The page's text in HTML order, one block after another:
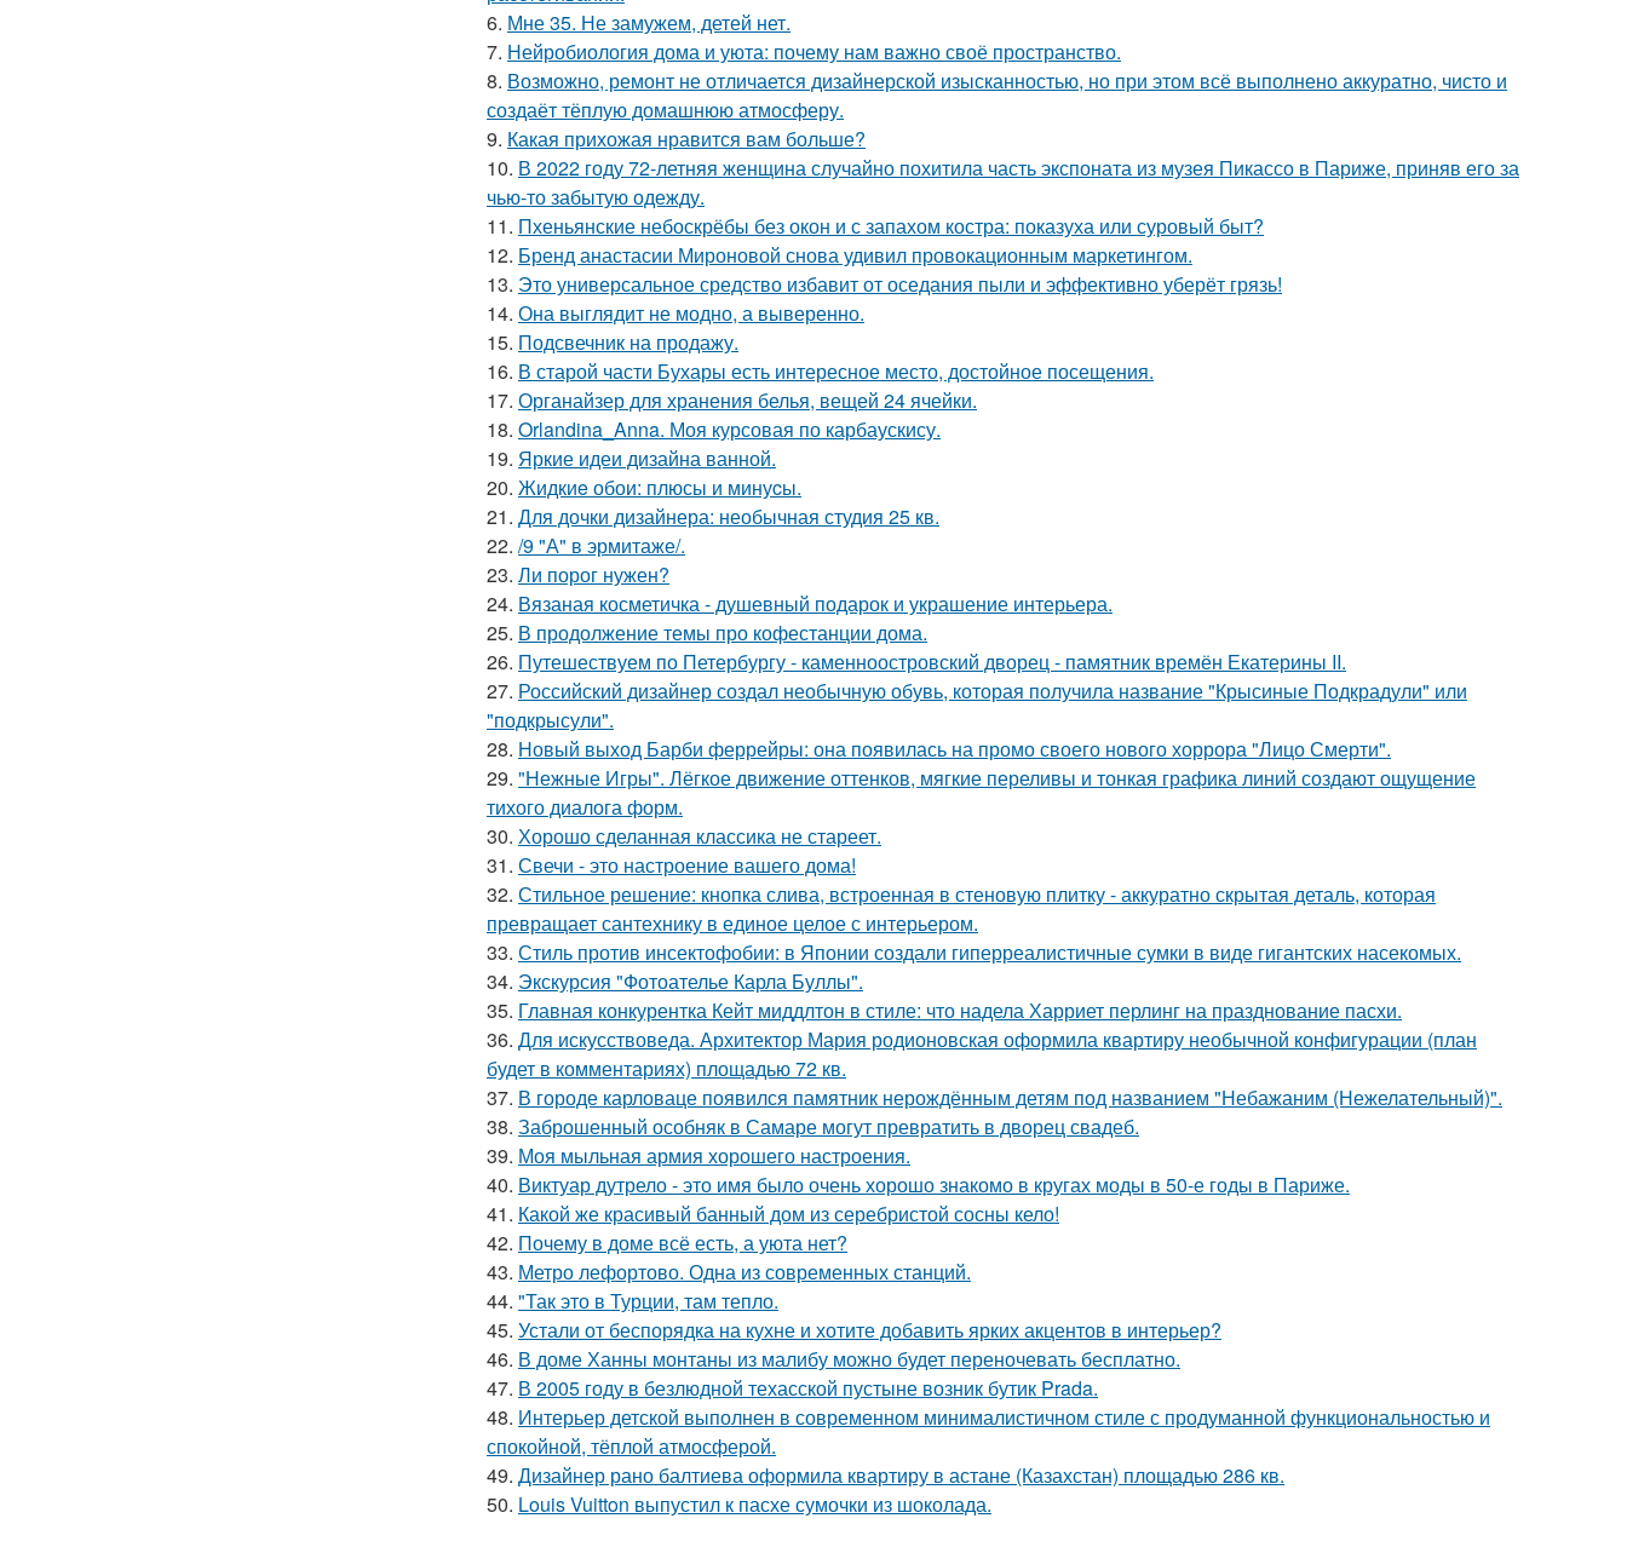
6. Мне 35. Не замужем, детей нет.
7. Нейробиология дома и уюта: почему нам важно своё пространство.
8. Возможно, ремонт не отличается дизайнерской изысканностью, но при этом всё выполнено аккуратно, чисто и
создаёт тёплую домашнюю атмосферу.
9. Какая прихожая нравится вам больше?
10. В 2022 году 72-летняя женщина случайно похитила часть экспоната из музея Пикассо в Париже, приняв его за
чью-то забытую одежду.
11. Пхеньянские небоскрёбы без окон и с запахом костра: показуха или суровый быт?
12. Бренд анастасии Мироновой снова удивил провокационным маркетингом.
13. Это универсальное средство избавит от оседания пыли и эффективно уберёт грязь!
14. Она выглядит не модно, а выверенно.
15. Подсвечник на продажу.
16. В старой части Бухары есть интересное место, достойное посещения.
17. Органайзер для хранения белья, вещей 24 ячейки.
18. Orlandina_Anna. Моя курсовая по карбаускису.
19. Яркие идеи дизайна ванной.
20. Жидкиe обои: плюсы и минуcы.
21. Для дочки дизайнера: необычная студия 25 кв.
22. /9 "А" в эрмитаже/.
23. Ли порог нужен?
24. Вязаная косметичка - душевный подарок и украшение интерьера.
25. В продолжение темы про кофестанции дома.
26. Путешествуем по Петербургу - каменноостровский дворец - памятник времён Екатерины II.
27. Российский дизайнер создал необычную обувь, которая получила название "Крысиные Подкрадули" или
"подкрысули".
28. Новый выход Барби феррейры: она появилась на промо своего нового хоррора "Лицо Смерти".
29. "Нежные Игры". Лёгкое движение оттенков, мягкие переливы и тонкая графика линий создают ощущение
тихого диалога форм.
30. Хорошо сделанная классика не стареет.
31. Свечи - это настроение вашего дома!
32. Стильное решение: кнопка слива, встроенная в стеновую плитку - аккуратно скрытая деталь, которая
превращает сантехнику в единое целое с интерьером.
33. Стиль против инсектофобии: в Японии создали гиперреалистичные сумки в виде гигантских насекомых.
34. Экскурсия "Фотоателье Карла Буллы".
35. Главная конкурентка Кейт миддлтон в стиле: что надела Харриет перлинг на празднование пасхи.
36. Для искусствоведа. Архитектор Мария родионовская оформила квартиру необычной конфигурации (план
будет в комментариях) площадью 72 кв.
37. В городе карловаце появился памятник нерождённым детям под названием "Небажаним (Нежелательный)".
38. Заброшенный особняк в Самаре могут превратить в дворец свадеб.
39. Моя мыльная армия хорошего настроения.
40. Виктуар дутрело - это имя было очень хорошо знакомо в кругах моды в 50-е годы в Париже.
41. Какой же красивый банный дом из серебристой сосны кело!
42. Почему в доме всё есть, а уюта нет?
43. Метро лефортово. Одна из современных станций.
44. "Так это в Турции, там тепло.
45. Устали от беспорядка на кухне и хотите добавить ярких акцентов в интерьер?
46. В доме Ханны монтаны из малибу можно будет переночевать бесплатно.
47. В 2005 году в безлюдной техасской пустыне возник бутик Prada.
48. Интерьер детской выполнен в современном минималистичном стиле с продуманной функциональностью и
спокойной, тёплой атмосферой.
49. Дизайнер рано балтиева оформила квартиру в астане (Казахстан) площадью 286 кв.
50. Louis Vuitton выпустил к пасхе сумочки из шоколада.